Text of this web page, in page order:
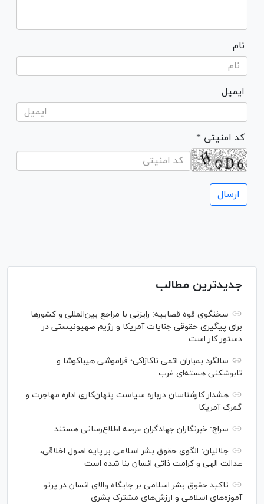
نام
ایمیل
* کد امنیتی
جدیدترین مطالب
سخنگوی قوه قضاییه: رایزنی‌ با مراجع بین‌المللی و کشور‌ها
برای پیگیری حقوقی جنایات آمریکا و رژیم صهیونیستی در
دستور کار است
سالگرد بمباران اتمی ناکازاکی؛ فراموشی هیباکوشا و
تابوشکنی هسته‌ای غرب
هشدار کارشناسان درباره سیاست پنهان‌کاری اداره مهاجرت و
گمرک آمریکا
سراج: خبرنگاران جهادگران عرصه اطلاع‌رسانی هستند
جلالیان: الگوی حقوق بشر اسلامی بر پایه اصول اخلاقی،
عدالت الهی و کرامت ذاتی انسان بنا شده است
تاکید حقوق بشر اسلامی بر جایگاه والای انسان در پرتو
آموزه‌های اسلامی و ارزش‌های مشترک بشری